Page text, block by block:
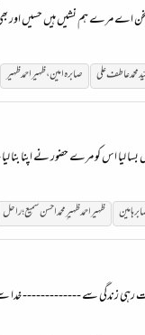
نشیں ہیں حسیں اور بھی
محمّد عاطف علی صابرہ امین،ظہیراحمد ظہیر
لیا اس کو مرے حضور نے اپنا
ظہیر احمد ظہیر ِمحمداحسن سمیع؛راحل
رہی زندگی سے -------------